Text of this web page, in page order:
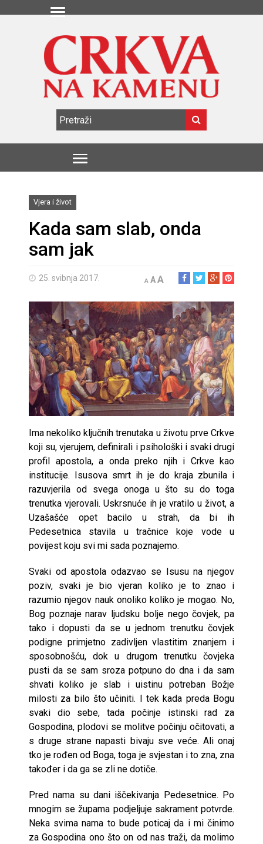
Vjera i život
Kada sam slab, onda
sam jak
25. svibnja 2017. A AA
Ima nekoliko ključnih trenutaka u životu prve Crkve
koji su, vjerujem, definirali i psihološki i svaki drugi
profil apostola, a onda preko njih i Crkve kao
institucije. Isusova smrt ih je do kraja zbunila i
razuvjerila od svega onoga u što su do toga
trenutka vjerovali. Uskrsnuće ih je vratilo u život, a
Uzašašće opet bacilo u strah, da bi ih
Pedesetnica stavila u tračnice koje vode u
povijest koju svi mi sada poznajemo.
Svaki od apostola odazvao se Isusu na njegov
poziv, svaki je bio vjeran koliko je to znao i
razumio njegov nauk onoliko koliko je mogao. No,
Bog poznaje narav ljudsku bolje nego čovjek, pa
tako i dopusti da se u jednom trenutku čovjek
podigne primjetno zadivljen vlastitim znanjem i
sposobnošću, dok u drugom trenutku čovjeka
pusti da se sam sroza potpuno do dna i da sam
shvati koliko je slab i uistinu potreban Božje
milosti za bilo što učiniti. I tek kada preda Bogu
svaki dio sebe, tada počinje istinski rad za
Gospodina, plodovi se molitve počinju očitovati, a
s druge strane napasti bivaju sve veće. Ali onaj
tko je rođen od Boga, toga je svjestan i to zna, zna
također i da ga se zli ne dotiče.
Pred nama su dani iščekivanja Pedesetnice. Po
mnogim se župama podjeljuje sakrament potvrde.
Neka svima nama to bude poticaj da i mi činimo
za Gospodina ono što on od nas traži, da molimo